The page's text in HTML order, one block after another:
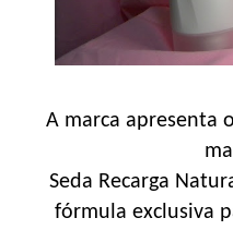
A marca apresenta
Seda Recarga
fórmula exclusiva